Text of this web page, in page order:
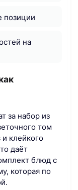
позиции
на
за набор из
том
и клейкого
даёт
блюд с
которая по